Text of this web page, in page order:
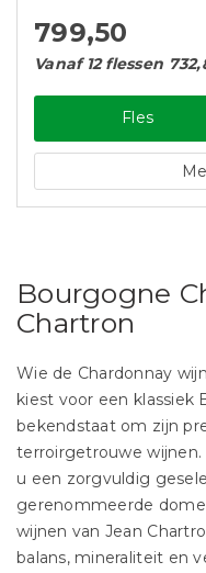
799,50
Vanaf 12 flessen
Fles
Bourgogne
Chartron
Wie de Chardonnay
kiest voor een klassiek
bekendstaat om zijn
terroirgetrouwe
u een zorgvuldig
gerenommeerde
wijnen van Jean
balans, mineraliteit en